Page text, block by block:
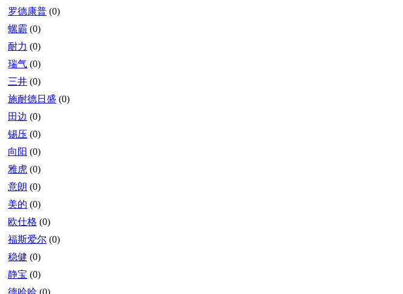
罗德康普 (0)
螺霸 (0)
耐力 (0)
瑞气 (0)
三井 (0)
施耐德日盛 (0)
田边 (0)
锡压 (0)
向阳 (0)
雅虎 (0)
意朗 (0)
美的 (0)
欧仕格 (0)
福斯爱尔 (0)
稳健 (0)
静宝 (0)